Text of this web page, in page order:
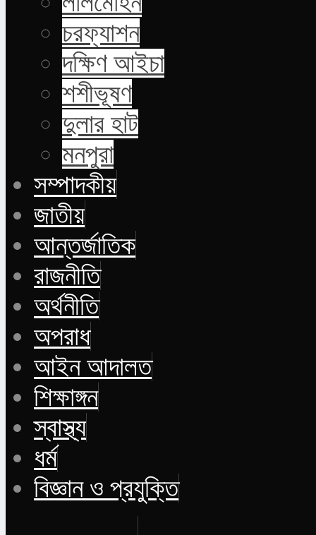
চরফ্যাশন
দক্ষিণ আইচা
শশীভূষণ
দুলার হাট
মনপুরা
সম্পাদকীয়
জাতীয়
আন্তর্জাতিক
রাজনীতি
অর্থনীতি
অপরাধ
আইন আদালত
শিক্ষাঙ্গন
স্বাস্থ্য
ধর্ম
বিজ্ঞান ও প্রযুক্তি